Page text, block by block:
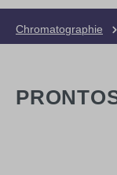
Chromatographie